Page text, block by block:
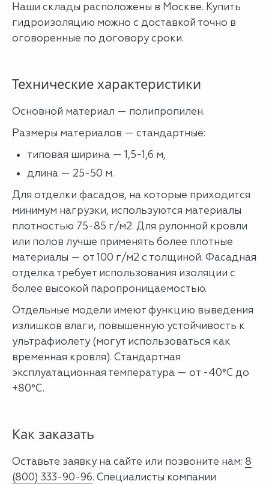
Наши склады расположены в Москве. Купить
гидроизоляцию можно с доставкой точно в
оговоренные по договору сроки.
Технические характеристики
Основной материал — полипропилен.
Размеры материалов — стандартные:
типовая ширина — 1,5-1,6 м,
длина — 25-50 м.
Для отделки фасадов, на которые приходится
минимум нагрузки, используются материалы
плотностью 75-85 г/м2. Для рулонной кровли
или полов лучше применять более плотные
материалы — от 100 г/м2 с толщиной. Фасадная
отделка требует использования изоляции с
более высокой паропроницаемостью.
Отдельные модели имеют функцию выведения
излишков влаги, повышенную устойчивость к
ультрафиолету (могут использоваться как
временная кровля). Стандартная
эксплуатационная температура — от -40°C до
+80°C.
Как заказать
Оставьте заявку на сайте или позвоните нам: 8
(800) 333-90-96. Специалисты компании